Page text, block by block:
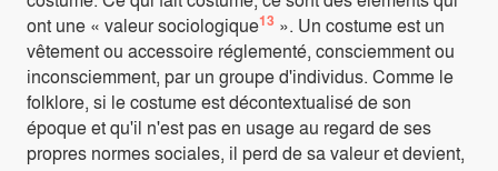
ont une « valeur sociologique13 ». Un costume est un
vêtement ou accessoire réglementé, consciemment ou
inconsciemment, par un groupe d'individus. Comme le
folklore, si le costume est décontextualisé de son
époque et qu'il n'est pas en usage au regard de ses
propres normes sociales, il perd de sa valeur et devient,